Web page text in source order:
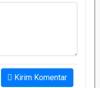
Kirim Komentar